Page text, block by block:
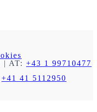
| AT: +43 1 99710477
+41 41 5112950